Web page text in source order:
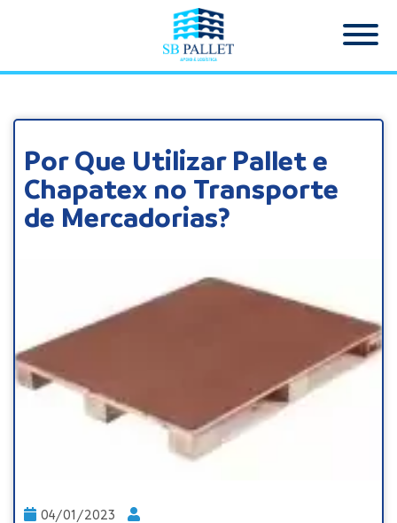
Por Que Utilizar Pallet e
Chapatex no Transporte
de Mercadorias?
04/01/2023